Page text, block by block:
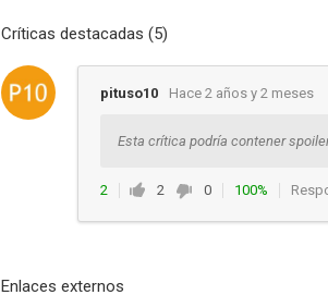
Críticas destacadas (5)
pituso10 Hace 2 años y 2 meses
Esta crítica podría contener
2 2 0 100%
Enlaces externos